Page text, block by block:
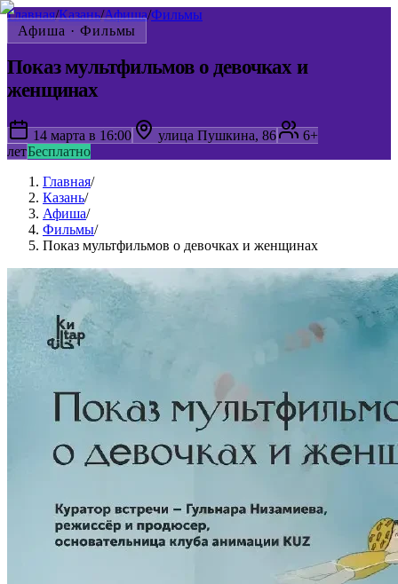
Главная/Казань/Афиша/Фильмы
Афиша · Фильмы
Показ мультфильмов о девочках и
женщинах
14 марта в 16:00 улица Пушкина, 86
6+
летБесплатно
Главная/
Казань/
Афиша/
Фильмы/
Показ мультфильмов о девочках и женщинах